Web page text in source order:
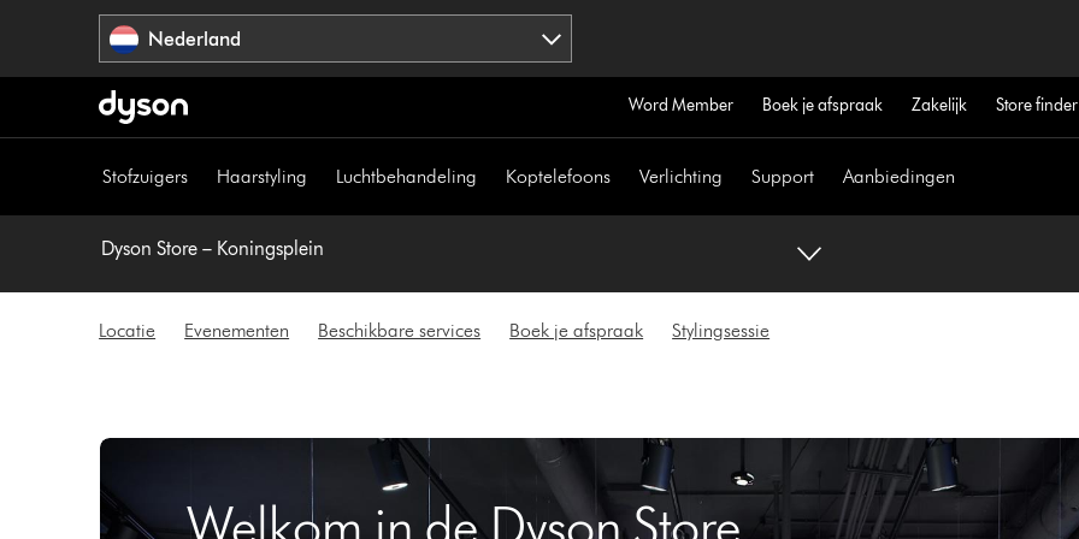
Nederland
Word Member Boek je afspraak Zakelijk Store finder
Stofzuigers Haarstyling Luchtbehandeling Koptelefoons Verlichting Support Aanbiedingen
Dyson Store – Koningsplein
Locatie Evenementen Beschikbare services Boek je afspraak Stylingsessie